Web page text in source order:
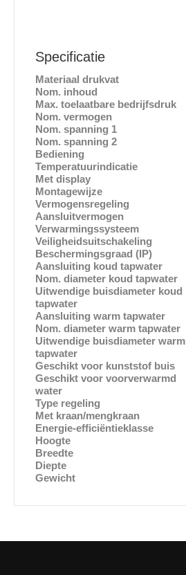
Specificatie
Materiaal drukvat
Nom. inhoud
Max. toelaatbare bedrijfsdruk
Nom. vermogen
Nom. spanning 1
Nom. spanning 2
Bediening
Temperatuurindicatie
Met display
Montagewijze
Vermogensregeling
Aansluitvermogen
Verwarmingssysteem
Veiligheidsuitschakeling
Beschermingsgraad (IP)
Aansluiting koud tapwater
Nom. diameter koud tapwater
Uitwendige buisdiameter koud
tapwater
Aansluiting warm tapwater
Nom. diameter warm tapwater
Uitwendige buisdiameter warm
tapwater
Geschikt voor kunststof buis
Geschikt voor voorverwarmd
water
Type regeling
Met kraan/mengkraan
Energie-efficiëntieklasse
Hoogte
Breedte
Diepte
Gewicht